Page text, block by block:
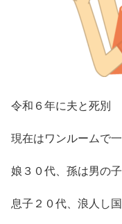
令和６年に夫と死別
現在はワンルームで一
娘３０代、孫は男の子
息子２０代、浪人し